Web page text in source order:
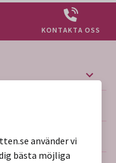
KONTAKTA OSS
kakor
använder vi
bästa möjliga